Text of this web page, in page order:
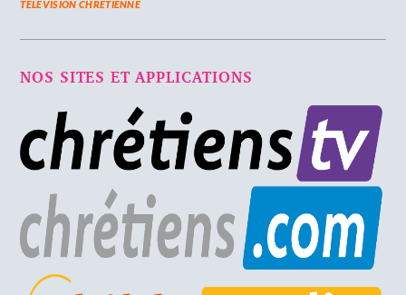
TELEVISION CHRETIENNE
NOS SITES ET APPLICATIONS